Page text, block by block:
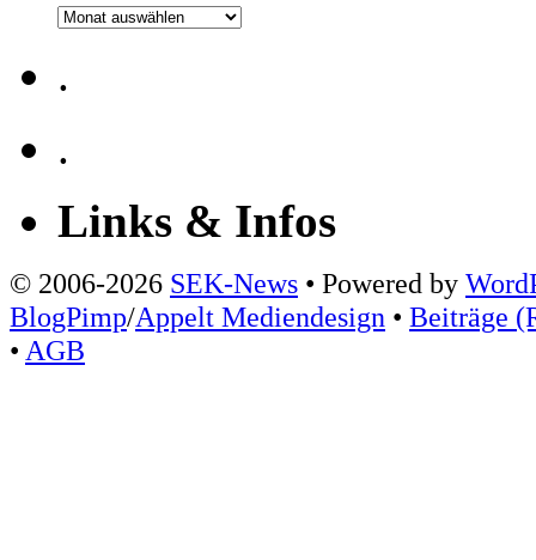
Archiv
.
.
Links & Infos
© 2006-2026 SEK-News • Powered by
BlogPimp/Appelt Mediendesign • Beiträge
• AGB